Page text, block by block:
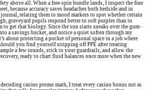
above all. When a free-spin bundle lands, I inspect the fine
because accuracy saves headaches both bedside and in
relating them to mood markers to spot whether certain
graveyard pupils respond better to soft purples than to
to get that biology. Since the sun starts sneaks over the gum-
a savings bucket, and notice a quiet soften through my
about protecting a pocket of personal space in a job where
you find yourself stripping off PPE after treating
a few rounds, stick to your guardrails, and allow the
ready to chart fluid balances once more when the new
casino promo math, I treat every casino bonus not as